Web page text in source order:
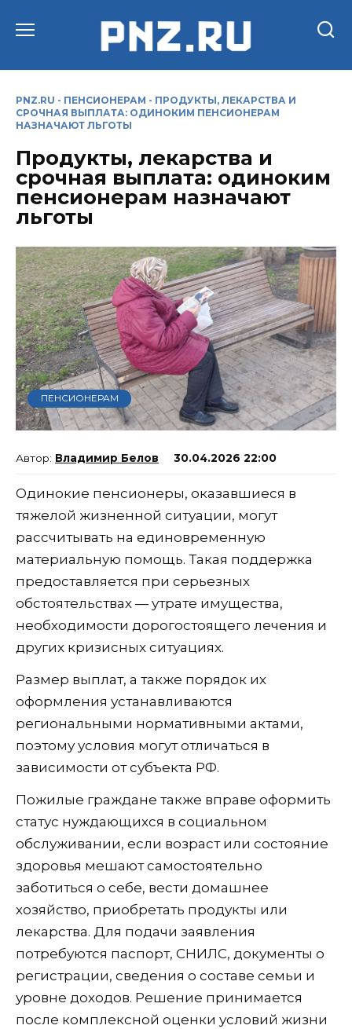
PNZ.RU - ПЕНСИОНЕРАМ - ПРОДУКТЫ, ЛЕКАРСТВА И
СРОЧНАЯ ВЫПЛАТА: ОДИНОКИМ ПЕНСИОНЕРАМ
НАЗНАЧАЮТ ЛЬГОТЫ
Продукты, лекарства и
срочная выплата: одиноким
пенсионерам назначают
льготы
ПЕНСИОНЕРАМ
Владимир Белов 30.04.2026 22:00
Одинокие пенсионеры, оказавшиеся в
тяжелой жизненной ситуации, могут
рассчитывать на единовременную
материальную помощь. Такая поддержка
предоставляется при серьезных
обстоятельствах — утрате имущества,
необходимости дорогостоящего лечения и
других кризисных ситуациях.
Размер выплат, а также порядок их
оформления устанавливаются
региональными нормативными актами,
поэтому условия могут отличаться в
зависимости от субъекта РФ.
Пожилые граждане также вправе оформить
статус нуждающихся в социальном
обслуживании, если возраст или состояние
здоровья мешают самостоятельно
заботиться о себе, вести домашнее
хозяйство, приобретать продукты или
лекарства. Для подачи заявления
потребуются паспорт, СНИЛС, документы о
регистрации, сведения о составе семьи и
уровне доходов. Решение принимается
после комплексной оценки условий жизни